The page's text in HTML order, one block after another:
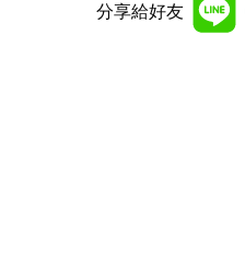
分享給好友